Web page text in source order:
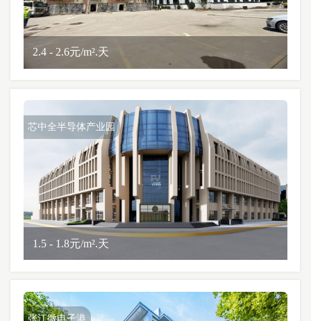
2.4 - 2.6元/m².天
芯中全半导体产业园
1.5 - 1.8元/m².天
张江微电子港